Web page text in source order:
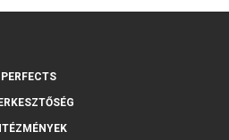
PERFECTS